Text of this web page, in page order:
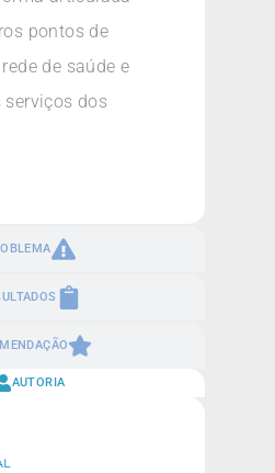
pontos de
de saúde e
serviços dos
AUTORIA